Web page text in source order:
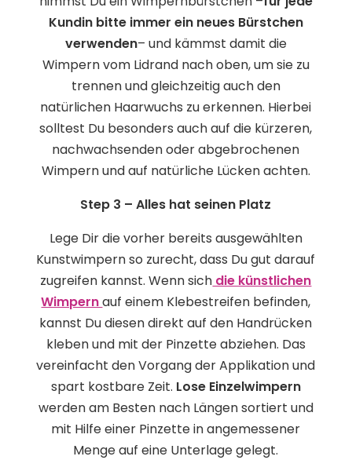
Kundin bitte immer ein neues Bürstchen
verwenden– und kämmst damit die
Wimpern vom Lidrand nach oben, um sie zu
trennen und gleichzeitig auch den
natürlichen Haarwuchs zu erkennen. Hierbei
solltest Du besonders auch auf die kürzeren,
nachwachsenden oder abgebrochenen
Wimpern und auf natürliche Lücken achten.
Step 3 – Alles hat seinen Platz
Lege Dir die vorher bereits ausgewählten
Kunstwimpern so zurecht, dass Du gut darauf
zugreifen kannst. Wenn sich die künstlichen
Wimpernauf einem Klebestreifen befinden,
kannst Du diesen direkt auf den Handrücken
kleben und mit der Pinzette abziehen. Das
vereinfacht den Vorgang der Applikation und
spart kostbare Zeit. Lose Einzelwimpern
werden am Besten nach Längen sortiert und
mit Hilfe einer Pinzette in angemessener
Menge auf eine Unterlage gelegt.